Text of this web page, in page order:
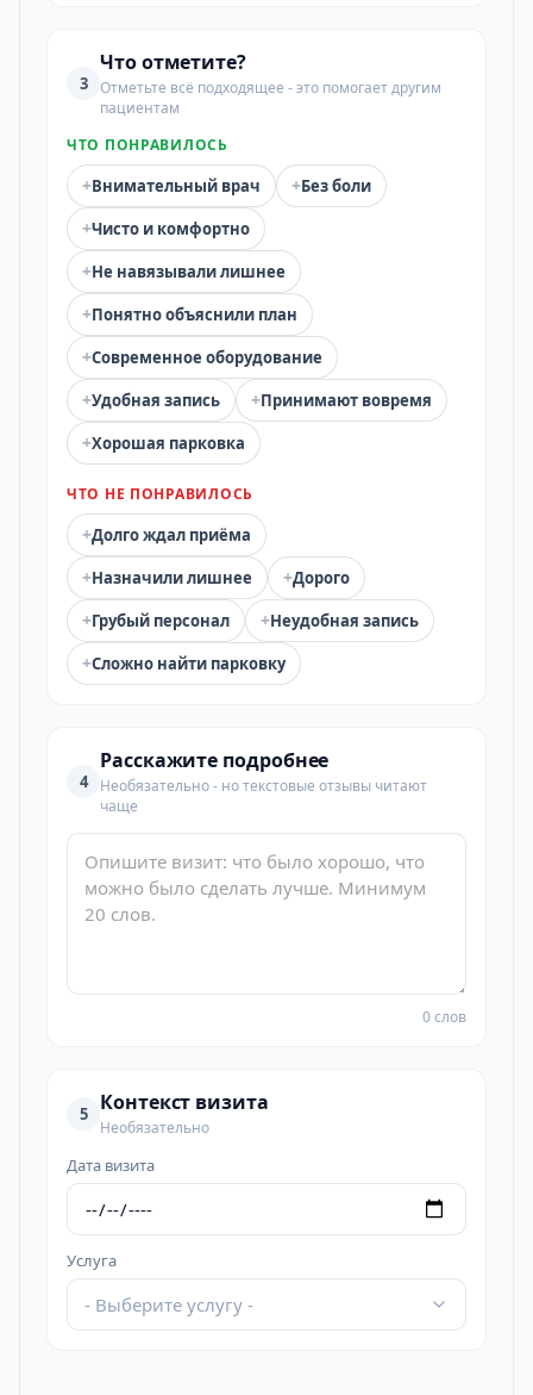
3
Что отметите?
Отметьте всё подходящее - это помогает другим
пациентам
ЧТО ПОНРАВИЛОСЬ
+Внимательный врач +Без боли
+Чисто и комфортно
+Не навязывали лишнее
+Понятно объяснили план
+Современное оборудование
+Удобная запись +Принимают вовремя
+Хорошая парковка
ЧТО НЕ ПОНРАВИЛОСЬ
+Долго ждал приёма
+Назначили лишнее +Дорого
+Грубый персонал +Неудобная запись
+Сложно найти парковку
4
Расскажите подробнее
Необязательно - но текстовые отзывы читают
чаще
0 слов
5 Контекст визита
Необязательно
Дата визита
Услуга
- Выберите услугу -